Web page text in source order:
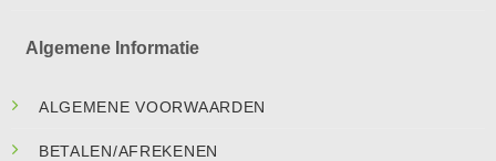
Algemene Informatie
ALGEMENE VOORWAARDEN
BETALEN/AFREKENEN